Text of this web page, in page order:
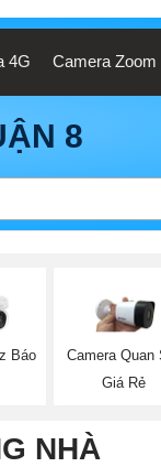
4G Camera Zoom
8
Báo
Camera Quan
Giá Rẻ
NHÀ